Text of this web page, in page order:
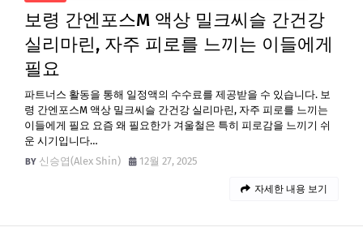
보령 간엔포스M 액상 밀크씨슬 간건강
실리마린, 자주 피로를 느끼는 이들에게
필요
파트너스 활동을 통해 일정액의 수수료를 제공받을 수 있습니다. 보
령 간엔포스M 액상 밀크씨슬 간건강 실리마린, 자주 피로를 느끼는
이들에게 필요 요즘 왜 필요한가 겨울철은 특히 피로감을 느끼기 쉬
운 시기입니다…
신승엽(Alex Shin)
12월 27, 2025
자세한 내용 보기